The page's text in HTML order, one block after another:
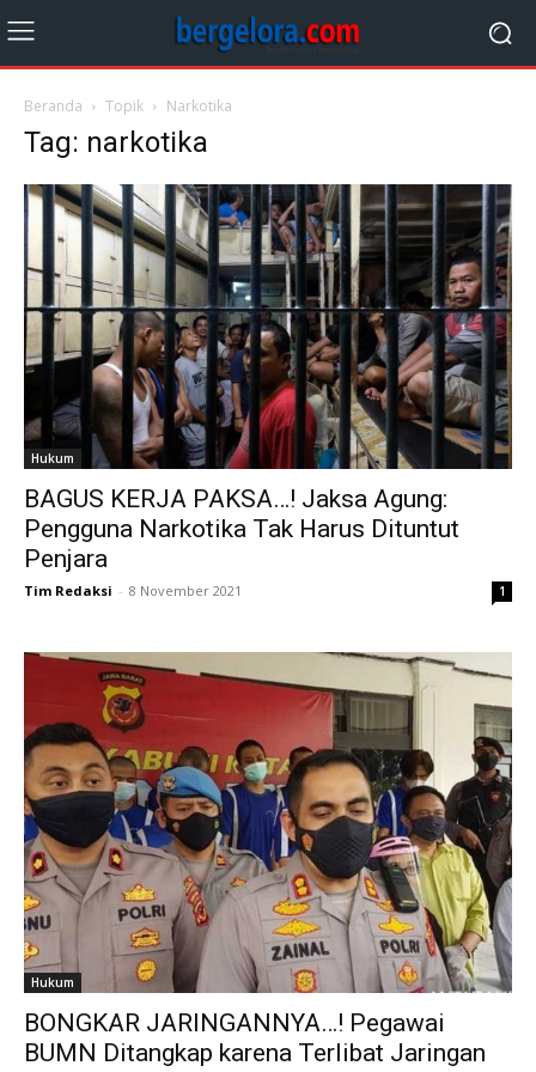
Beranda Topik Narkotika
Tag: narkotika
Hukum
BAGUS KERJA PAKSA…! Jaksa Agung:
Pengguna Narkotika Tak Harus Dituntut
Penjara
Tim Redaksi - 8 November 2021 1
Hukum
BONGKAR JARINGANNYA…! Pegawai
BUMN Ditangkap karena Terlibat Jaringan